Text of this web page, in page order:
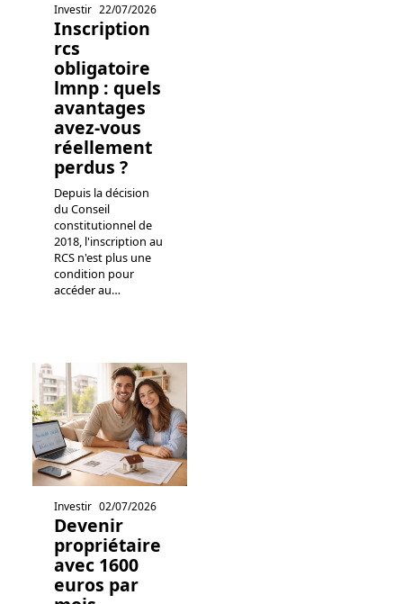
Investir 22/07/2026
Inscription
rcs
obligatoire
lmnp : quels
avantages
avez-vous
réellement
perdus ?
Depuis la décision
du Conseil
constitutionnel de
2018, l'inscription au
RCS n'est plus une
condition pour
accéder au…
Investir 02/07/2026
Devenir
propriétaire
avec 1600
euros par